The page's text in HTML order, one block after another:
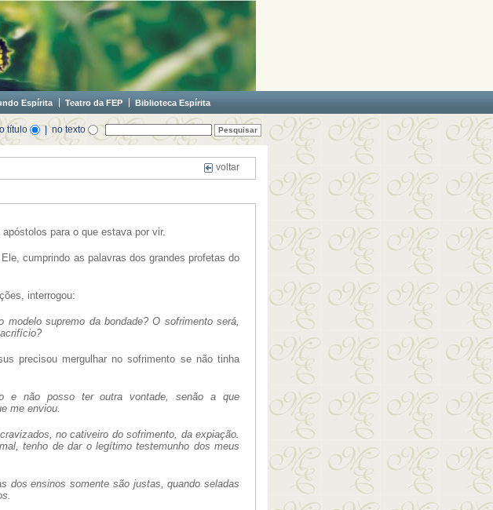
Espírita Teatro da FEP Biblioteca Espírita
título | no texto
voltar
para o que estava por vir.
cumprindo as palavras dos grandes profetas do
interrogou:
supremo da bondade? O sofrimento será,
precisou mergulhar no sofrimento se não tinha
e não posso ter outra vontade, senão a que
me enviou.
no cativeiro do sofrimento, da expiação.
tenho de dar o legítimo testemunho dos meus
dos ensinos somente são justas, quando seladas